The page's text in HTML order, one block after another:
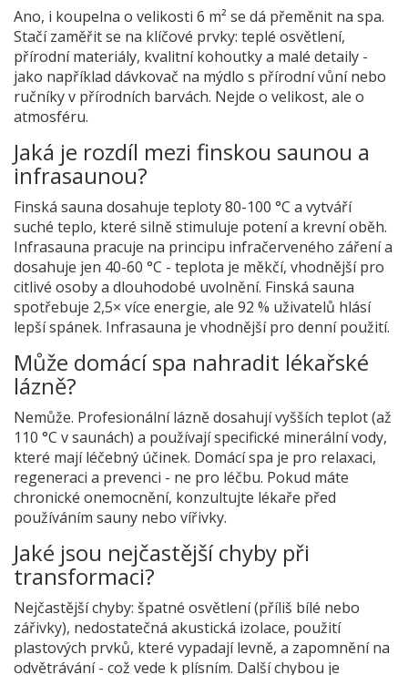
Ano, i koupelna o velikosti 6 m² se dá přeměnit na spa.
Stačí zaměřit se na klíčové prvky: teplé osvětlení,
přírodní materiály, kvalitní kohoutky a malé detaily -
jako například dávkovač na mýdlo s přírodní vůní nebo
ručníky v přírodních barvách. Nejde o velikost, ale o
atmosféru.
Jaká je rozdíl mezi finskou saunou a
infrasaunou?
Finská sauna dosahuje teploty 80-100 °C a vytváří
suché teplo, které silně stimuluje potení a krevní oběh.
Infrasauna pracuje na principu infračerveného záření a
dosahuje jen 40-60 °C - teplota je měkčí, vhodnější pro
citlivé osoby a dlouhodobé uvolnění. Finská sauna
spotřebuje 2,5× více energie, ale 92 % uživatelů hlásí
lepší spánek. Infrasauna je vhodnější pro denní použití.
Může domácí spa nahradit lékařské
lázně?
Nemůže. Profesionální lázně dosahují vyšších teplot (až
110 °C v saunách) a používají specifické minerální vody,
které mají léčebný účinek. Domácí spa je pro relaxaci,
regeneraci a prevenci - ne pro léčbu. Pokud máte
chronické onemocnění, konzultujte lékaře před
používáním sauny nebo vířivky.
Jaké jsou nejčastější chyby při
transformaci?
Nejčastější chyby: špatné osvětlení (příliš bílé nebo
zářivky), nedostatečná akustická izolace, použití
plastových prvků, které vypadají levně, a zapomnění na
odvětrávání - což vede k plísním. Další chybou je